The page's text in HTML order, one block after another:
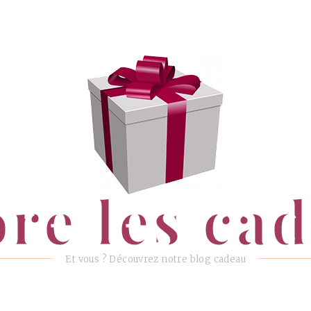
les
Et vous ? Découvrez notre blog cadeau